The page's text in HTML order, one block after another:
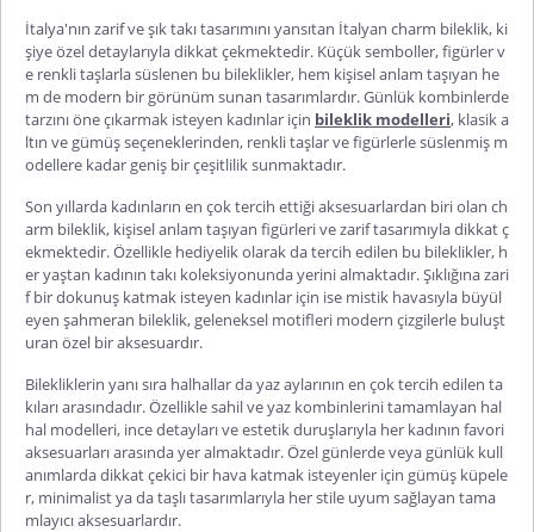
İtalya'nın zarif ve şık takı tasarımını yansıtan İtalyan charm bileklik, ki
şiye özel detaylarıyla dikkat çekmektedir. Küçük semboller, figürler v
e renkli taşlarla süslenen bu bileklikler, hem kişisel anlam taşıyan he
m de modern bir görünüm sunan tasarımlardır. Günlük kombinlerde
tarzını öne çıkarmak isteyen kadınlar için bileklik modelleri, klasik a
ltın ve gümüş seçeneklerinden, renkli taşlar ve figürlerle süslenmiş m
odellere kadar geniş bir çeşitlilik sunmaktadır.
Son yıllarda kadınların en çok tercih ettiği aksesuarlardan biri olan ch
arm bileklik, kişisel anlam taşıyan figürleri ve zarif tasarımıyla dikkat ç
ekmektedir. Özellikle hediyelik olarak da tercih edilen bu bileklikler, h
er yaştan kadının takı koleksiyonunda yerini almaktadır. Şıklığına zari
f bir dokunuş katmak isteyen kadınlar için ise mistik havasıyla büyül
eyen şahmeran bileklik, geleneksel motifleri modern çizgilerle buluşt
uran özel bir aksesuardır.
Bilekliklerin yanı sıra halhallar da yaz aylarının en çok tercih edilen ta
kıları arasındadır. Özellikle sahil ve yaz kombinlerini tamamlayan hal
hal modelleri, ince detayları ve estetik duruşlarıyla her kadının favori
aksesuarları arasında yer almaktadır. Özel günlerde veya günlük kull
anımlarda dikkat çekici bir hava katmak isteyenler için gümüş küpele
r, minimalist ya da taşlı tasarımlarıyla her stile uyum sağlayan tama
mlayıcı aksesuarlardır.